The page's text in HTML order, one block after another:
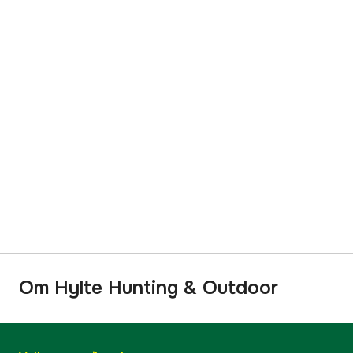
Om Hylte Hunting & Outdoor